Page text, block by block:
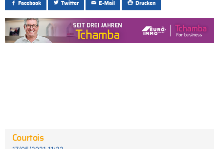
Facebook Twitter E-Mail Drucken
Courtois